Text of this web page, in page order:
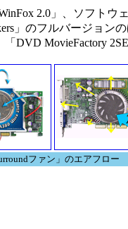
2.0」、ソフトウ
」のフルバージョン
DVD MovieFactory
ファン」のエアフロー